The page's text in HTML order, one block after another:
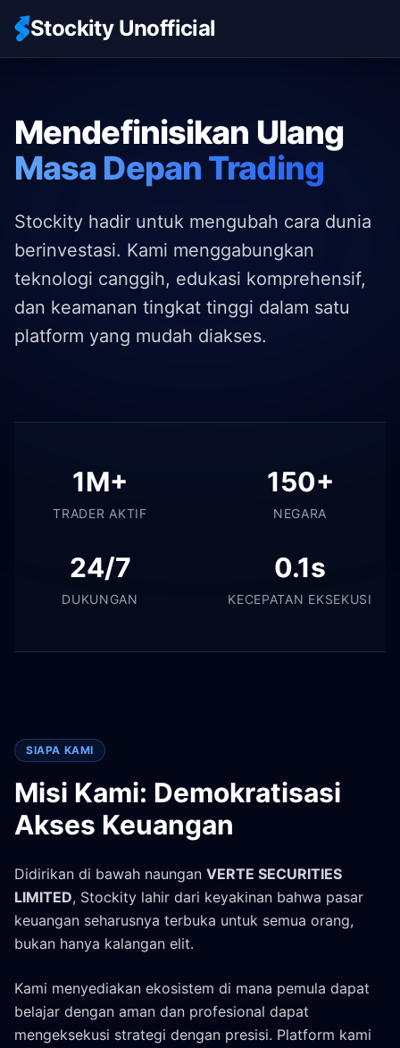
Stockity Unofficial
Mendefinisikan Ulang
Masa Depan Trading
Stockity hadir untuk mengubah cara dunia
berinvestasi. Kami menggabungkan
teknologi canggih, edukasi komprehensif,
dan keamanan tingkat tinggi dalam satu
platform yang mudah diakses.
1M+
TRADER AKTIF
150+
NEGARA
24/7
DUKUNGAN
0.1s
KECEPATAN EKSEKUSI
SIAPA KAMI
Misi Kami: Demokratisasi
Akses Keuangan
Didirikan di bawah naungan VERTE SECURITIES
LIMITED, Stockity lahir dari keyakinan bahwa pasar
keuangan seharusnya terbuka untuk semua orang,
bukan hanya kalangan elit.
Kami menyediakan ekosistem di mana pemula dapat
belajar dengan aman dan profesional dapat
mengeksekusi strategi dengan presisi. Platform kami